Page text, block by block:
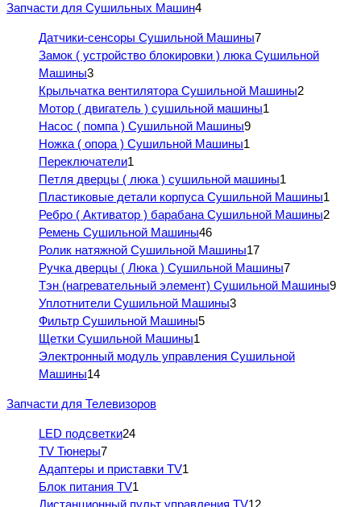
Запчасти для Сушильных Машин4
Датчики-сенсоры Сушильной Машины7
Замок ( устройство блокировки ) люка Сушильной
Машины3
Крыльчатка вентилятора Сушильной Машины2
Мотор ( двигатель ) сушильной машины1
Насос ( помпа ) Сушильной Машины9
Ножка ( опора ) Сушильной Машины1
Переключатели1
Петля дверцы ( люка ) сушильной машины1
Пластиковые детали корпуса Сушильной Машины1
Ребро ( Активатор ) барабана Сушильной Машины2
Ремень Сушильной Машины46
Ролик натяжной Сушильной Машины17
Ручка дверцы ( Люка ) Сушильной Машины7
Тэн (нагревательный элемент) Сушильной Машины9
Уплотнители Сушильной Машины3
Фильтр Сушильной Машины5
Щетки Сушильной Машины1
Электронный модуль управления Сушильной
Машины14
Запчасти для Телевизоров
LED подсветки24
TV Тюнеры7
Адаптеры и приставки TV1
Блок питания TV1